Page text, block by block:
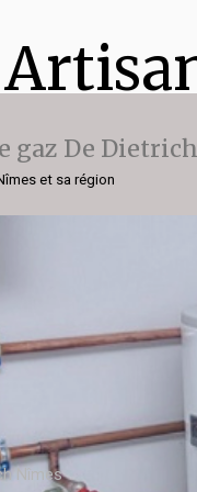
gaz De Dietrich
et sa région
Nîmes